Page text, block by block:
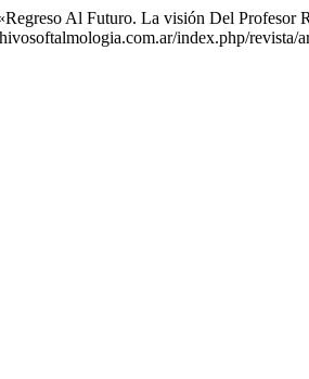
Al Futuro. La visión Del Profesor
index.php/revista/